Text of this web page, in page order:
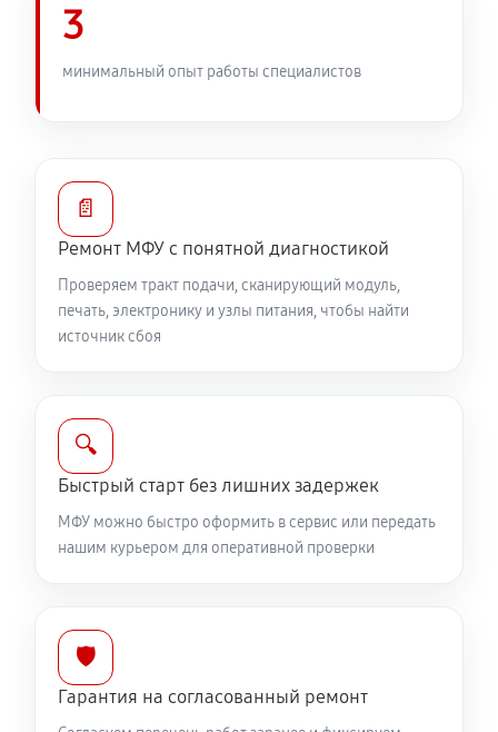
3
минимальный опыт работы специалистов
📄
Ремонт МФУ с понятной диагностикой
Проверяем тракт подачи, сканирующий модуль,
печать, электронику и узлы питания, чтобы найти
источник сбоя
🔍
Быстрый старт без лишних задержек
МФУ можно быстро оформить в сервис или передать
нашим курьером для оперативной проверки
🛡️
Гарантия на согласованный ремонт